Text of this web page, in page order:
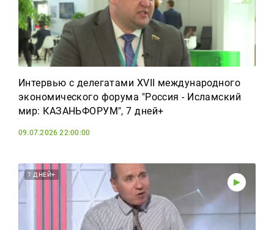
Интервью с делегатами XVII международного
экономического форума "Россия - Исламский
мир: КАЗАНЬФОРУМ", 7 дней+
09.07.2026 22:00:00
7 ДНЕЙ+